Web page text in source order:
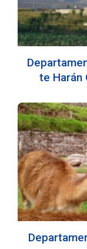
te Harán